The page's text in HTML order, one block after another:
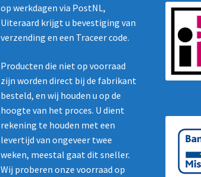
op werkdagen via PostNL,
Uiteraard krijgt u bevestiging van
verzending en een Traceer code.
Producten die niet op voorraad
zijn worden direct bij de fabrikant
besteld, en wij houden u op de
hoogte van het proces. U dient
rekening te houden met een
levertijd van ongeveer twee
weken, meestal gaat dit sneller.
Wij proberen onze voorraad op